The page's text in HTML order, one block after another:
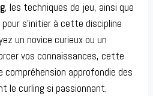
, les techniques de jeu, ainsi que
s’initier à cette discipline
un novice curieux ou un
vos connaissances, cette
approfondie des
le curling si passionnant.